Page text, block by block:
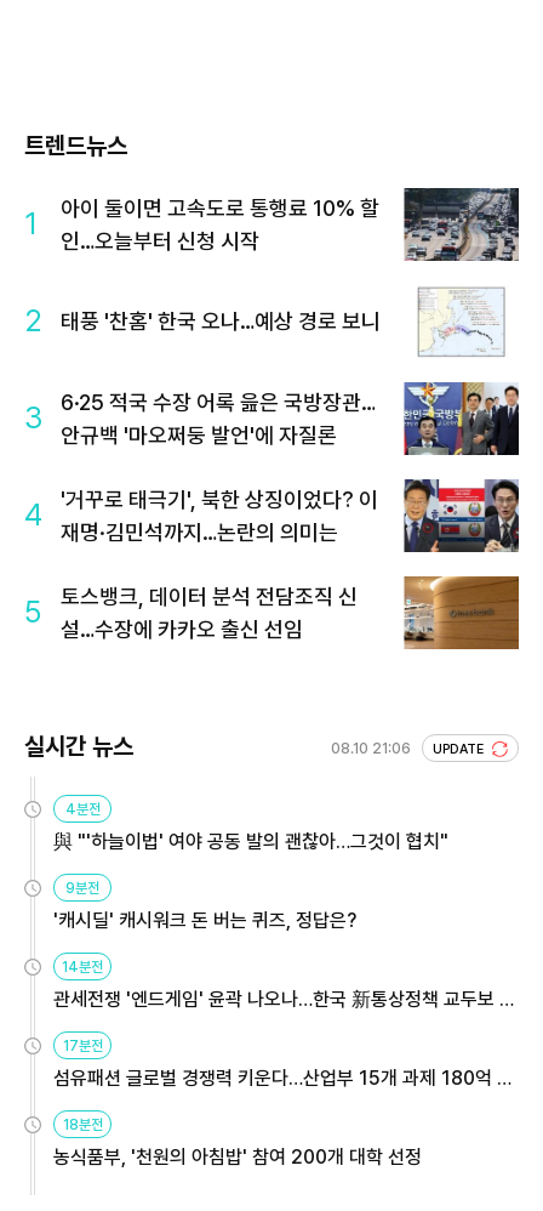
트렌드뉴스
1
아이 둘이면 고속도로 통행료 10% 할
인…오늘부터 신청 시작
2 태풍 '찬홈' 한국 오나…예상 경로 보니
3
6·25 적국 수장 어록 읊은 국방장관…
안규백 '마오쩌둥 발언'에 자질론
4
'거꾸로 태극기', 북한 상징이었다? 이
재명·김민석까지…논란의 의미는
5
토스뱅크, 데이터 분석 전담조직 신
설…수장에 카카오 출신 선임
실시간 뉴스 08.10 21:06 UPDATE
4분전
與 "'하늘이법' 여야 공동 발의 괜찮아…그것이 협치"
9분전
'캐시딜' 캐시워크 돈 버는 퀴즈, 정답은?
14분전
관세전쟁 '엔드게임' 윤곽 나오나…한국 新통상정책 교두보 활
17분전
섬유패션 글로벌 경쟁력 키운다…산업부 15개 과제 180억 지
18분전
농식품부, '천원의 아침밥' 참여 200개 대학 선정